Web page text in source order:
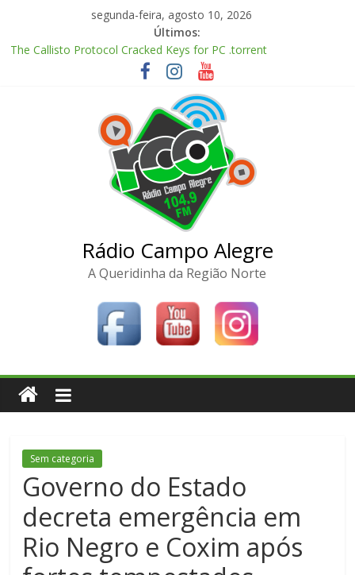
segunda-feira, agosto 10, 2026
Últimos:
The Callisto Protocol Cracked Keys for PC .torrent
Zhu Xian: Zuizhong Ji 2026 Clean Audio Extended M𝐚gn𝐞t L𝐢nk
McAfee Visual Trace Activated (x64) Reddit
Marvel’s Spider-Man Remastered Crack DODI Repack for
Meitantei Precure! Movie: Fushigi na Niwa to 2-ri no Himitsu
2026 MKV English/Japanese Complete Torr𝐞nt
Rádio Campo Alegre
A Queridinha da Região Norte
Sem categoria
Governo do Estado
decreta emergência em
Rio Negro e Coxim após